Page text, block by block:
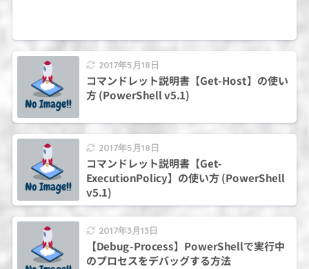
2017年5月18日
コマンドレット説明書【Get-Host】の使い
方 (PowerShell v5.1)
2017年5月18日
コマンドレット説明書【Get-
ExecutionPolicy】の使い方 (PowerShell
v5.1)
2017年3月13日
【Debug-Process】PowerShellで実行中
のプロセスをデバッグする方法